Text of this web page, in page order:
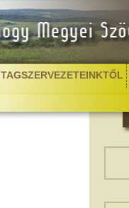
TAGSZERVEZETEINKTŐL